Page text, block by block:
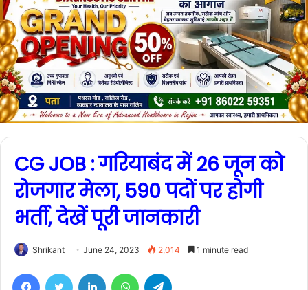
CG JOB : गरियाबंद में 26 जून को
रोजगार मेला, 590 पदों पर होगी
भर्ती, देखें पूरी जानकारी
Shrikant June 24, 2023 2,014 1 minute read